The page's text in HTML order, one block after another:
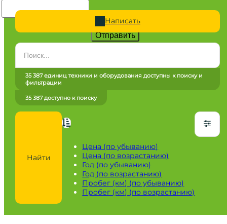
Написать
Марка
Все марки
Город / регион
от до
Найти
Цена (по убыванию)
Цена (по возрастанию)
Год (по убыванию)
Год (по возрастанию)
Пробег (км) (по убыванию)
Пробег (км) (по возрастанию)
35 387 единиц техники и оборудования доступны к поиску и
фильтрации
35 387 доступно к поиску
Отправить